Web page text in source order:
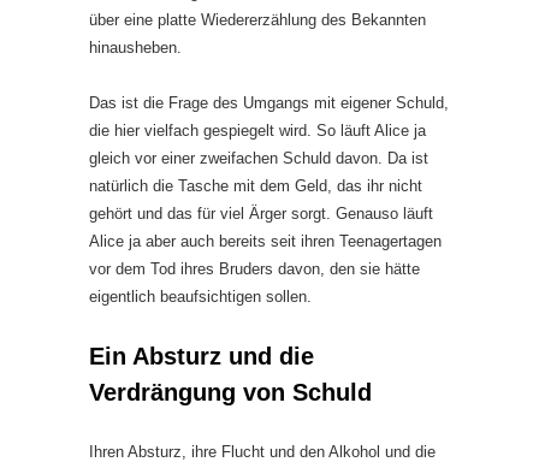
über eine platte Wiedererzählung des Bekannten
hinausheben.
Das ist die Frage des Umgangs mit eigener Schuld,
die hier vielfach gespiegelt wird. So läuft Alice ja
gleich vor einer zweifachen Schuld davon. Da ist
natürlich die Tasche mit dem Geld, das ihr nicht
gehört und das für viel Ärger sorgt. Genauso läuft
Alice ja aber auch bereits seit ihren Teenagertagen
vor dem Tod ihres Bruders davon, den sie hätte
eigentlich beaufsichtigen sollen.
Ein Absturz und die
Verdrängung von Schuld
Ihren Absturz, ihre Flucht und den Alkohol und die